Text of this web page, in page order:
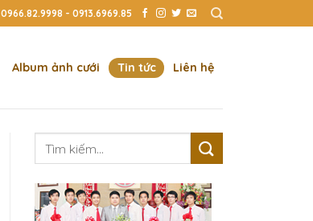
- 0913.6969.85
Album ảnh cưới Tin tức Liên hệ